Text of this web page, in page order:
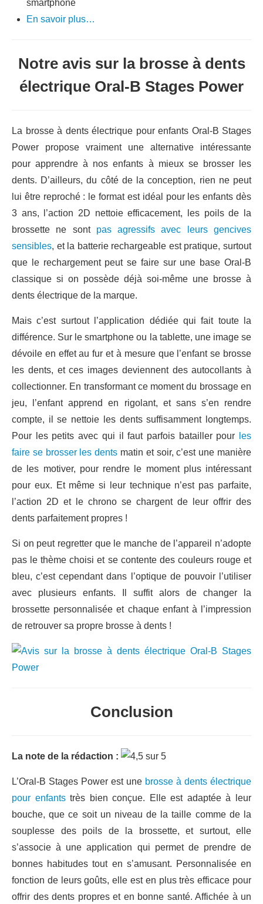
smartphone
En savoir plus…
Notre avis sur la brosse à dents
électrique Oral-B Stages Power
La brosse à dents électrique pour enfants Oral-B Stages
Power propose vraiment une alternative intéressante
pour apprendre à nos enfants à mieux se brosser les
dents. D’ailleurs, du côté de la conception, rien ne peut
lui être reproché : le format est idéal pour les enfants dès
3 ans, l’action 2D nettoie efficacement, les poils de la
brossette ne sont pas agressifs avec leurs gencives
sensibles, et la batterie rechargeable est pratique, surtout
que le rechargement peut se faire sur une base Oral-B
classique si on possède déjà soi-même une brosse à
dents électrique de la marque.
Mais c’est surtout l’application dédiée qui fait toute la
différence. Sur le smartphone ou la tablette, une image se
dévoile en effet au fur et à mesure que l’enfant se brosse
les dents, et ces images deviennent des autocollants à
collectionner. En transformant ce moment du brossage en
jeu, l’enfant apprend en rigolant, et sans s’en rendre
compte, il se nettoie les dents suffisamment longtemps.
Pour les petits avec qui il faut parfois batailler pour
les
faire se brosser les dents matin et soir, c’est une manière
de les motiver, pour rendre le moment plus intéressant
pour eux. Et même si leur technique n’est pas parfaite,
l’action 2D et le chrono se chargent de leur offrir des
dents parfaitement propres !
Si on peut regretter que le manche de l’appareil n’adopte
pas le thème choisi et se contente des couleurs rouge et
bleu, c’est cependant dans l’optique de pouvoir l’utiliser
avec plusieurs enfants. Il suffit alors de changer la
brossette personnalisée et chaque enfant à l’impression
de retrouver sa propre brosse à dents !
Conclusion
La note de la rédaction :
L’Oral-B Stages Power est une brosse à dents électrique
pour enfantstrès bien conçue. Elle est adaptée à leur
bouche, que ce soit un niveau de la taille comme de la
souplesse des poils de la brossette, et surtout, elle
s’associe à une application qui permet de prendre de
bonnes habitudes tout en s’amusant. Personnalisée en
fonction de leurs goûts, elle est en plus très efficace pour
offrir des dents propres et en bonne santé. Affichée à un